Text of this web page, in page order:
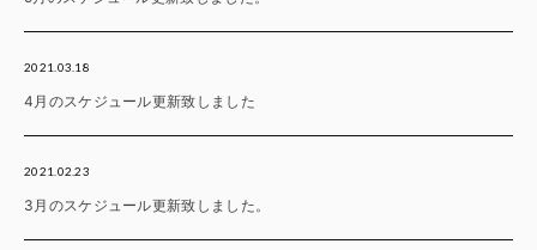
2021.03.18
4月のスケジュール更新致しました
2021.02.23
3月のスケジュール更新致しました。